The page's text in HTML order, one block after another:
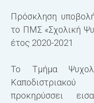
Πρόσκληση
το ΠΜΣ «Σχολική
έτος 2020-2021
Το Τμήμα
προκηρύσσει